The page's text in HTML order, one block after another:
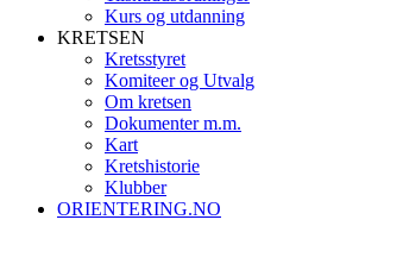
Kurs og utdanning
KRETSEN
Kretsstyret
Komiteer og Utvalg
Om kretsen
Dokumenter m.m.
Kart
Kretshistorie
Klubber
ORIENTERING.NO